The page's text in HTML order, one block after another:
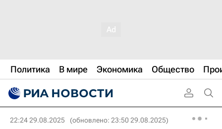
Политика В мире Экономика Общество
22:24 29.08.2025 (обновлено: 23:50 29.08.2025)